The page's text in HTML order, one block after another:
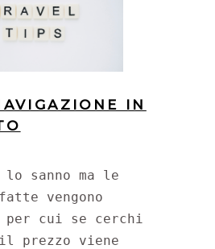
IN
sanno ma le
vengono
per cui se cerchi
prezzo viene